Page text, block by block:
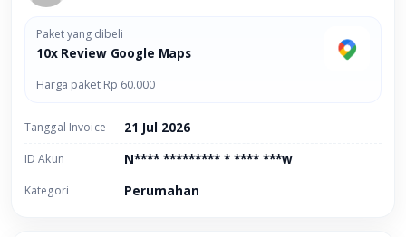
Paket yang dibeli
10x Review Google Maps
Harga paket Rp 60.000
Tanggal Invoice 21 Jul 2026
ID Akun N**** ********* * **** ***w
Kategori Perumahan